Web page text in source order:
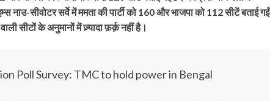
सीवोटर सर्वे में ममता की पार्टी को 160 और भाजपा को 112 सीटें बताई गईं
सीटों के अनुमानों में ज़्यादा फ़र्क़ नहीं है।
Poll Survey: TMC to hold power in Bengal